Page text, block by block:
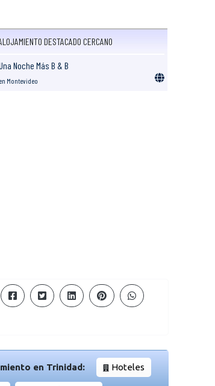
DESTACADO CERCANO
Noche Más B & B
en Montevideo
en Trinidad: Hoteles